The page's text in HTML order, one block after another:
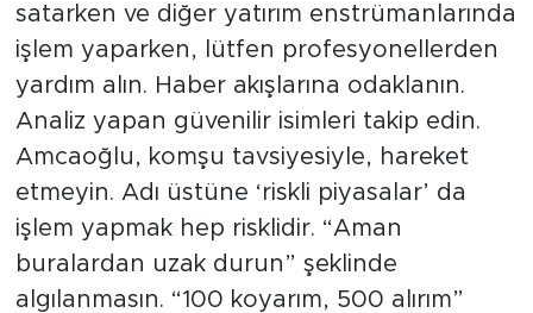
satarken ve diğer yatırım enstrümanlarında
işlem yaparken, lütfen profesyonellerden
yardım alın. Haber akışlarına odaklanın.
Analiz yapan güvenilir isimleri takip edin.
Amcaoğlu, komşu tavsiyesiyle, hareket
etmeyin. Adı üstüne ‘riskli piyasalar’ da
işlem yapmak hep risklidir. “Aman
buralardan uzak durun” şeklinde
algılanmasın. “100 koyarım, 500 alırım”